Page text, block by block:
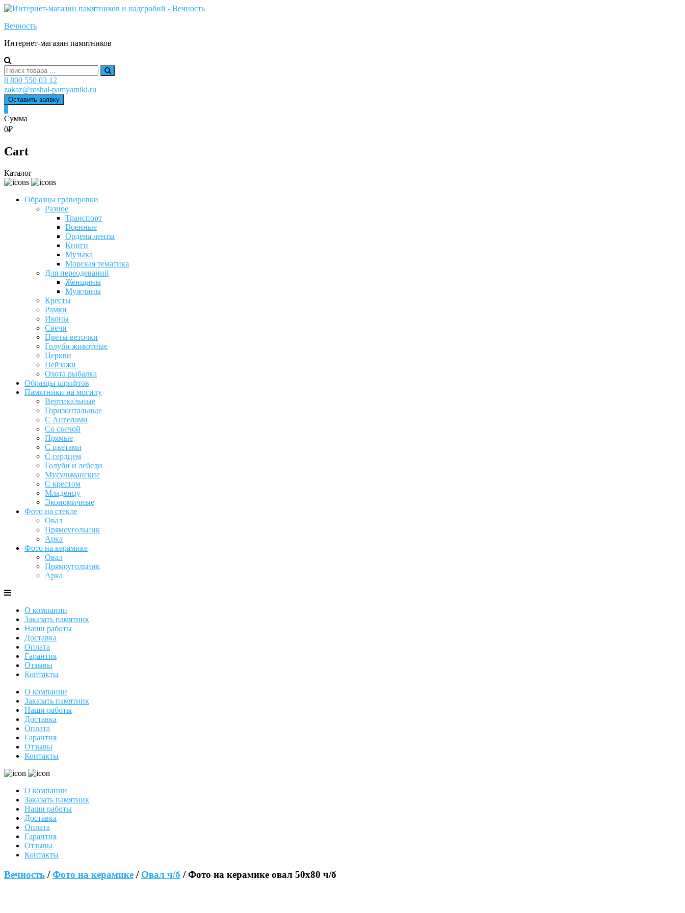
Skip
content
Вечность
Интернет-магазин памятников
Search
for:
8 800 550 03 12
zakaz@roshal-pamyatniki.ru
Оставить заявку
Сумма
0₽
Cart
Каталог
Образцы гравировки
Разное
Транспорт
Военные
Ордена ленты
Книги
Музыка
Морская тематика
Для переодеваний
Женщины
Мужчины
Кресты
Рамки
Иконы
Свечи
Цветы веточки
Голуби животные
Церкви
Пейзажи
Охота рыбалка
Образцы шрифтов
Памятники на могилу
Вертикальные
Горизонтальные
С Ангелами
Со свечой
Прямые
С цветами
С сердцем
Голуби и лебеди
Мусульманские
С крестом
Младенцу
Экономичные
Фото на стекле
Овал
Прямоугольник
Арка
Фото на керамике
Овал
Прямоугольник
Арка
О компании
Заказать памятник
Наши работы
Доставка
Оплата
Гарантия
Отзывы
Контакты
О компании
Заказать памятник
Наши работы
Доставка
Оплата
Гарантия
Отзывы
Контакты
О компании
Заказать памятник
Наши работы
Доставка
Оплата
Гарантия
Отзывы
Контакты
Вечность /Фото на керамике / Овал ч/б / Фото на керамике овал 50х80 ч/б